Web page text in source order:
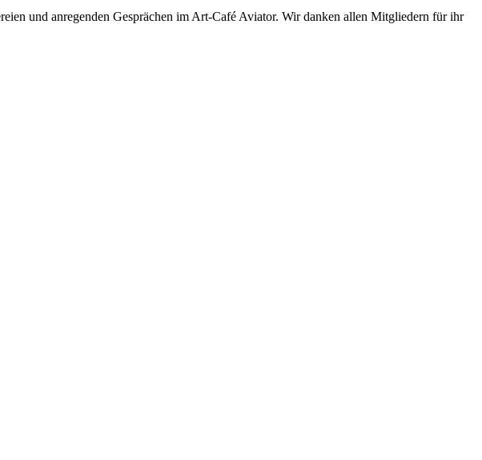
und anregenden Gesprächen im Art-Café Aviator. Wir danken allen Mitgliedern für ihr